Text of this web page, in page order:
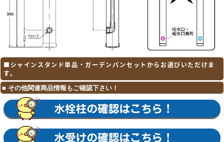
■シャインスタンド単品・ガーデンパンセットからお選びいただけま
す。